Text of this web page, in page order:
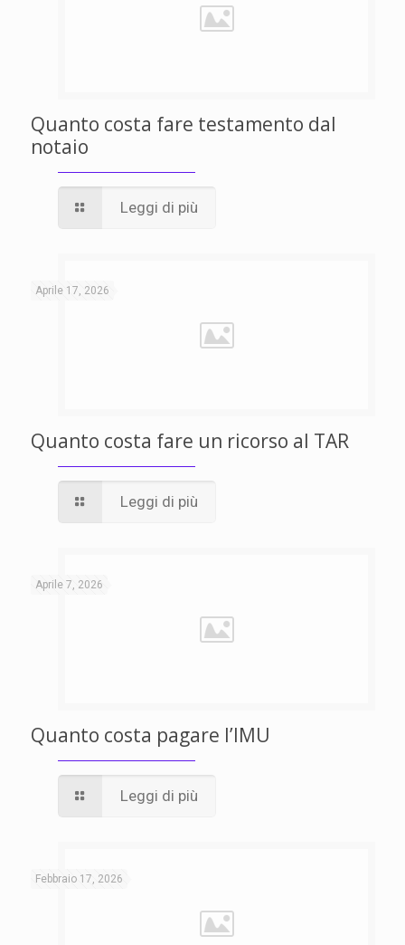
Quanto costa fare testamento dal
notaio
Leggi di più
Aprile 17, 2026
Quanto costa fare un ricorso al TAR
Leggi di più
Aprile 7, 2026
Quanto costa pagare l’IMU
Leggi di più
Febbraio 17, 2026